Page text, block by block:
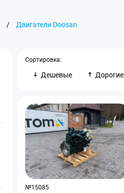
/ Двигатели Doosan
Сортировка:
Дешевые Дорогие
№15085